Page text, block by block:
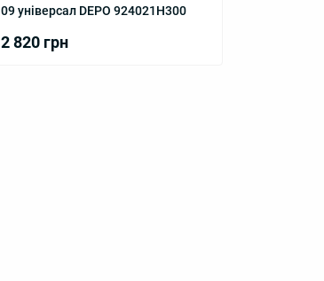
09 універсал DEPO 924021H300
2 820 грн